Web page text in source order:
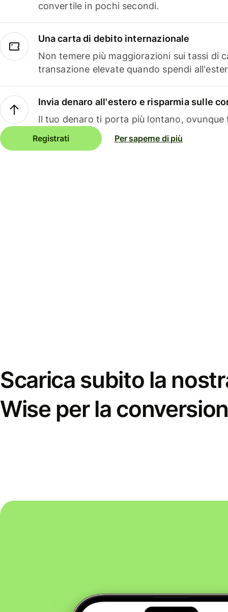
convertile in pochi secondi.
Una carta di debito internazionale
Non temere più maggiorazioni sui tassi di
transazione elevate quando spendi
Invia denaro all'estero e risparmia sulle
Il tuo denaro ti porta più lontano, ovunque
Registrati Per saperne di più
Scarica subito la
Wise per la